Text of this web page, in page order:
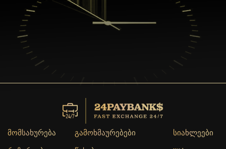
მომსახურება
გამოხმაურებები
სიახლეები